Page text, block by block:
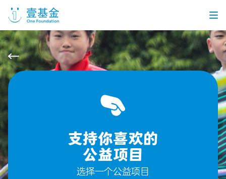
首页
信息披露
支持你喜欢的
公益项目
选择一个公益项目